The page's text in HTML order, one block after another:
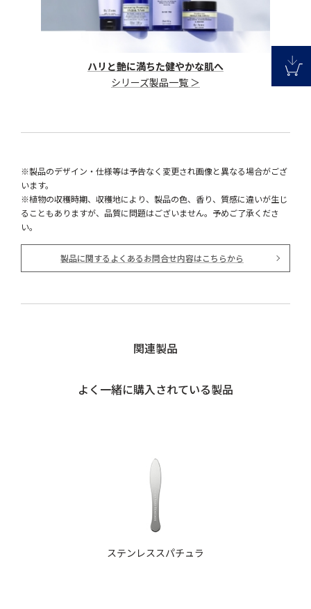
ハリと艶に満ちた健やかな肌へ
シリーズ製品一覧 ＞
※製品のデザイン・仕様等は予告なく変更され画像と異なる場合がござ
います。
※植物の収穫時期、収穫地により、製品の色、香り、質感に違いが生じ
ることもありますが、品質に問題はございません。予めご了承くださ
い。
製品に関するよくあるお問合せ内容はこちらから
関連製品
よく一緒に購入されている製品
ステンレススパチュラ